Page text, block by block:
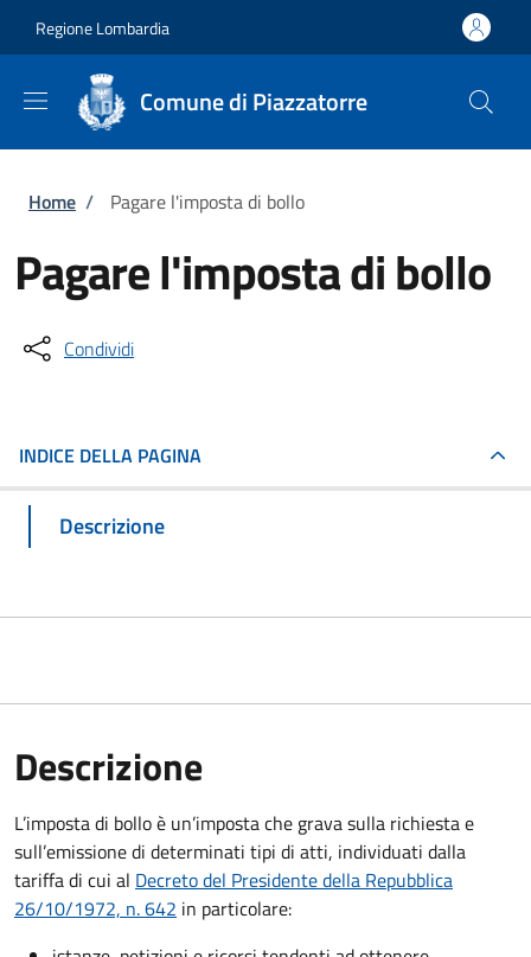
Regione Lombardia
Comune di Piazzatorre
Briciole di pane
Home / Pagare l'imposta di bollo
Pagare l'imposta di bollo
Condividi
INDICE DELLA PAGINA
Descrizione
Descrizione
L’imposta di bollo è un’imposta che grava sulla richiesta e
sull’emissione di determinati tipi di atti, individuati dalla
tariffa di cui al Decreto del Presidente della Repubblica
26/10/1972, n. 642 in particolare: